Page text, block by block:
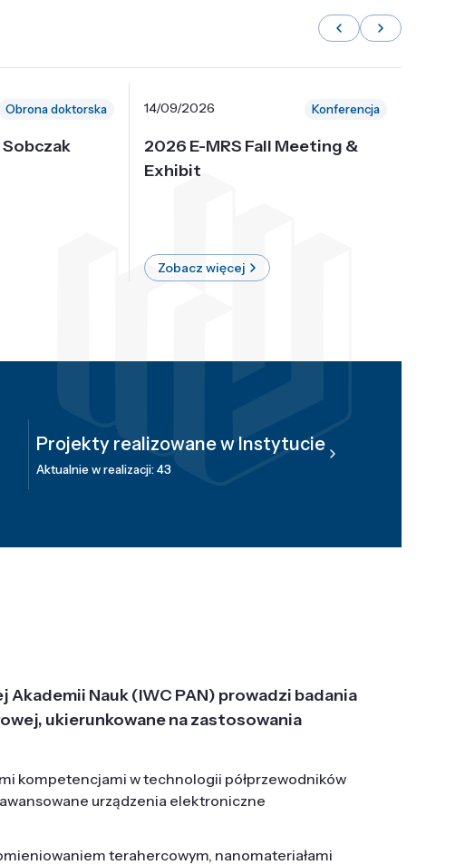
Obrona doktorska 14/09/2026 Konferencja
2026 E-MRS Fall Meeting &
Exhibit
Zobacz więcej
Projekty realizowane w Instytucie
Aktualnie w realizacji: 43
Nauk (IWC PAN) prowadzi badania
ukierunkowane na zastosowania
kompetencjami w technologii półprzewodników
urządzenia elektroniczne
terahercowym, nanomateriałami